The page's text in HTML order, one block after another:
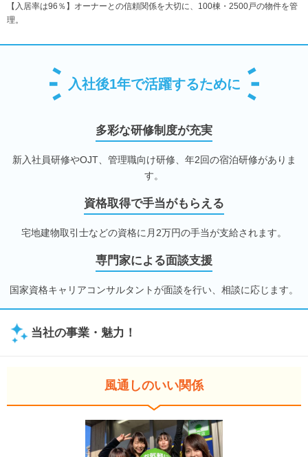
【入居率は96％】オーナーとの信頼関係を大切に、100棟・2500戸の物件を管
理。
入社後1年で活躍するために
多彩な研修制度が充実
新入社員研修やOJT、管理職向け研修、年2回の宿泊研修がありま
す。
資格取得で手当がもらえる
宅地建物取引士などの資格に月2万円の手当が支給されます。
専門家による面談支援
国家資格キャリアコンサルタントが面談を行い、相談に応じます。
当社の事業・魅力！
風通しのいい関係